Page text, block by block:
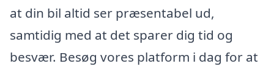
at din bil altid ser præsentabel ud,
samtidig med at det sparer dig tid og
besvær. Besøg vores platform i dag for at